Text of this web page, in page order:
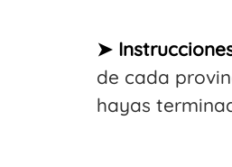
➤
de cada
hayas